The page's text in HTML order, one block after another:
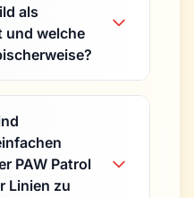
als
und welche
PAW Patrol
Linien zu